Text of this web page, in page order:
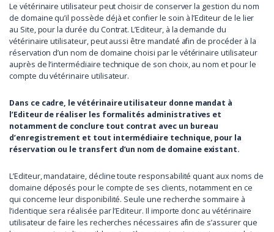
Le vétérinaire utilisateur peut choisir de conserver la gestion du nom
de domaine qu’il possède déjà et confier le soin à l’Editeur de le lier
au Site, pour la durée du Contrat. L’Editeur, à la demande du
vétérinaire utilisateur, peut aussi être mandaté afin de procéder à la
réservation d’un nom de domaine choisi par le vétérinaire utilisateur
auprès de l’intermédiaire technique de son choix, au nom et pour le
compte du vétérinaire utilisateur.
Dans ce cadre, le vétérinaire utilisateur donne mandat à
l’Editeur de réaliser les formalités administratives et
notamment de conclure tout contrat avec un bureau
d’enregistrement et tout intermédiaire technique, pour la
réservation ou le transfert d’un nom de domaine existant.
L’Editeur, mandataire, décline toute responsabilité quant aux noms de
domaine déposés pour le compte de ses clients, notamment en ce
qui concerne leur disponibilité. Seule une recherche sommaire à
l’identique sera réalisée par l’Editeur. Il importe donc au vétérinaire
utilisateur de faire les recherches nécessaires afin de s’assurer que